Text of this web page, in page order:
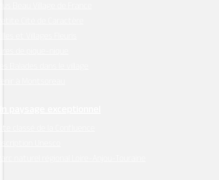
Beau Village de France
Cité de Caractère
et Villages Fleuris
de pique-nique
Balades dans le village
à Montsoreau
paysage exceptionnel
classé de la Confluence
Unesco
naturel régional Loire-Anjou-Touraine